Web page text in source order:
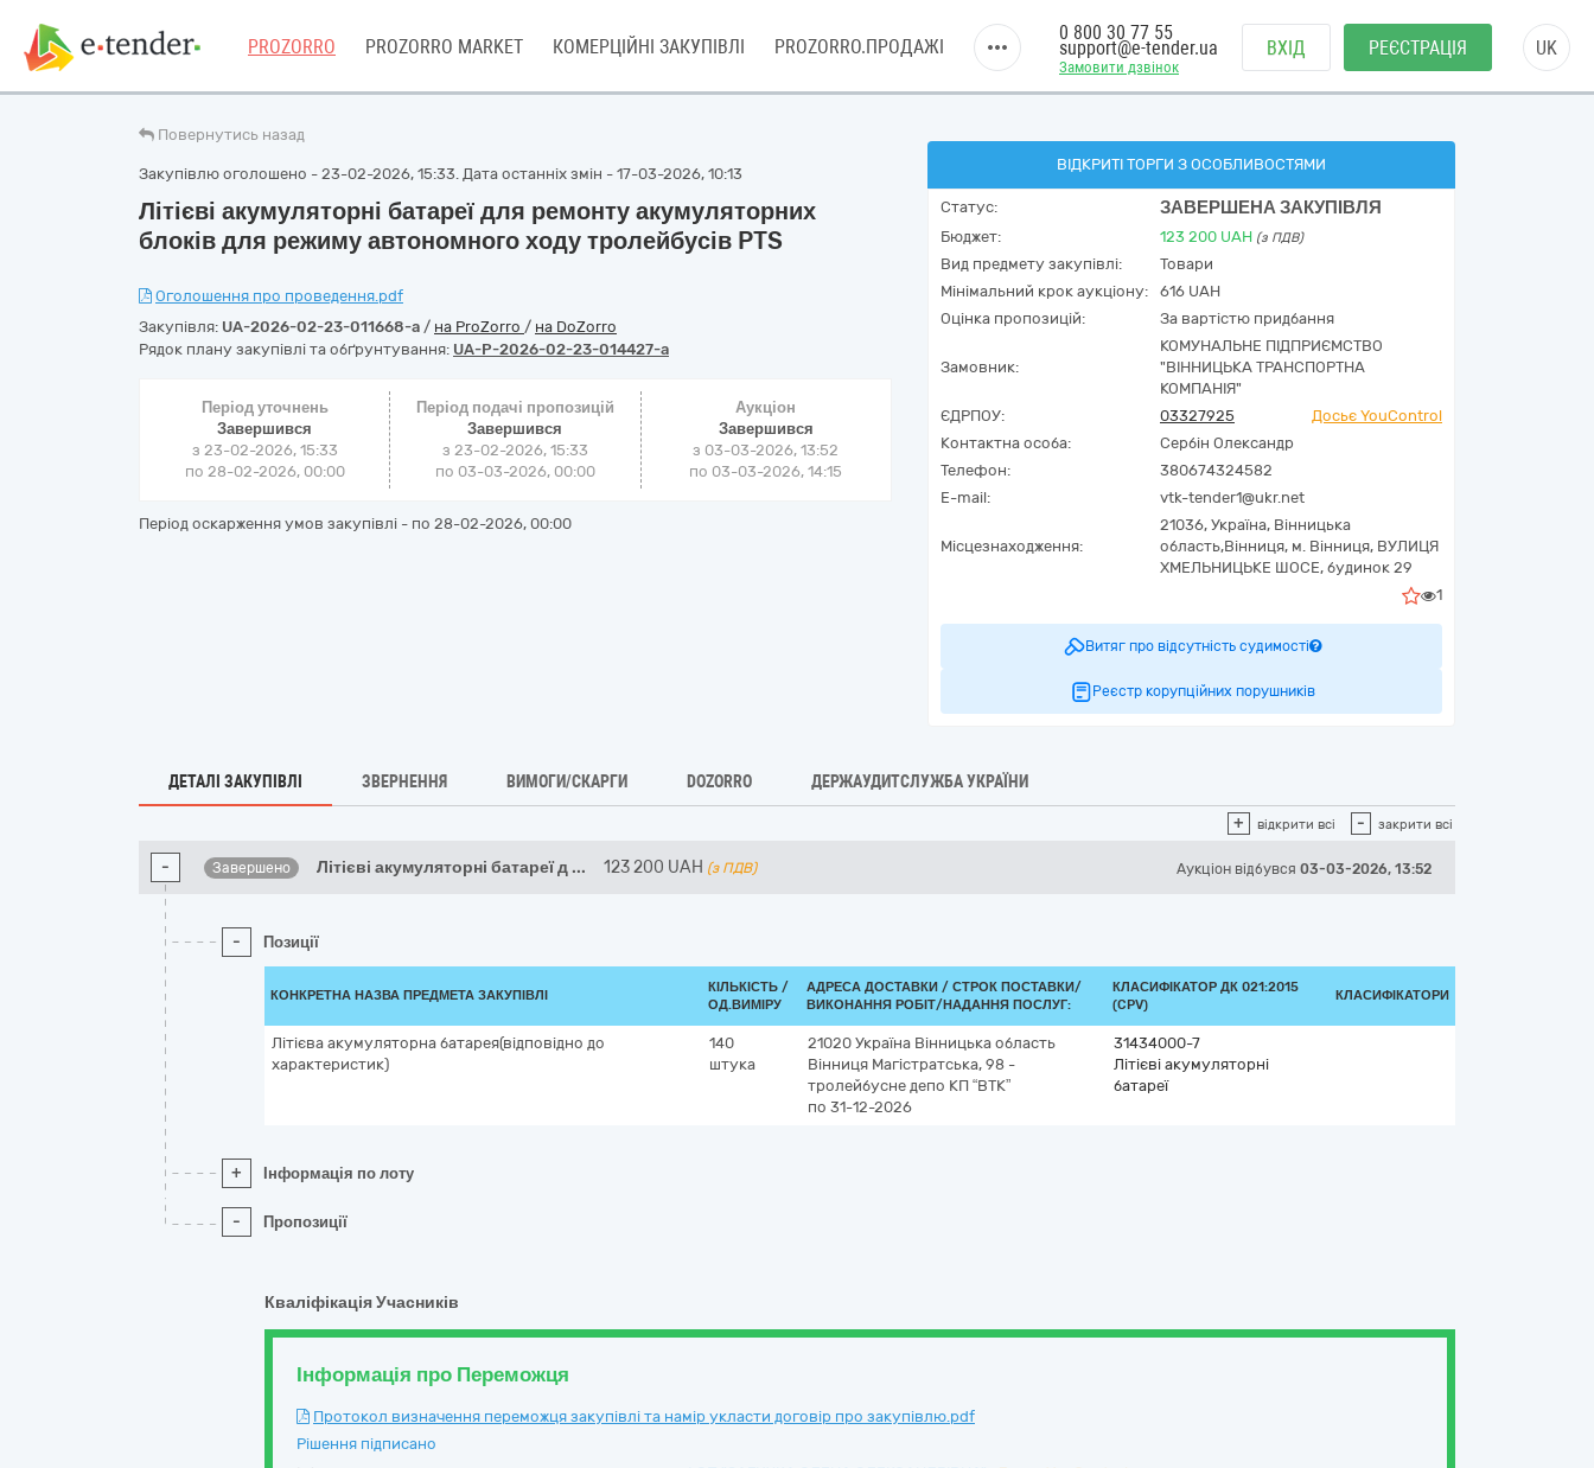
PROZORRO PROZORRO MARKET КОМЕРЦІЙНІ ЗАКУПІВЛІ PROZORRO.ПРОДАЖІ
Замовити дзвінок
0 800 30 77 55
support@e-tender.ua ВХІД РЕЄСТРАЦІЯ UK
Повернутись назад
Закупівлю оголошено - 23-02-2026, 15:33. Дата останніх змін - 17-03-2026, 10:13
Літієві акумуляторні батареї для ремонту акумуляторних
блоків для режиму автономного ходу тролейбусів PTS
Оголошення про проведення.pdf
Закупівля: UA-2026-02-23-011668-a / на ProZorro / на DoZorro
Рядок плану закупівлі та обґрунтування: UA-P-2026-02-23-014427-a
Період уточнень
Завершився
з 23-02-2026, 15:33
по 28-02-2026, 00:00
Період подачі пропозицій
Завершився
з 23-02-2026, 15:33
по 03-03-2026, 00:00
Аукціон
Завершився
з 03-03-2026, 13:52
по 03-03-2026, 14:15
Період оскарження умов закупівлі - по 28-02-2026, 00:00
ВІДКРИТІ ТОРГИ З ОСОБЛИВОСТЯМИ
Статус: ЗАВЕРШЕНА ЗАКУПІВЛЯ
Бюджет: 123 200 UAH (з ПДВ)
Вид предмету закупівлі:
Товари
Мінімальний крок аукціону:
616 UAH
Оцінка пропозицій:
За вартістю придбання
Замовник:
КОМУНАЛЬНЕ ПІДПРИЄМСТВО
"ВІННИЦЬКА ТРАНСПОРТНА
КОМПАНІЯ"
ЄДРПОУ:
03327925
Досьє YouControl
Контактна особа:
Сербін Олександр
Телефон:
380674324582
E-mail:
vtk-tender1@ukr.net
Місцезнаходження:
21036, Україна, Вінницька
область,Вінниця, м. Вінниця, ВУЛИЦЯ
ХМЕЛЬНИЦЬКЕ ШОСЕ, будинок 29
1
Витяг про відсутність судимості
Реєстр корупційних порушників
ДЕТАЛІ ЗАКУПІВЛІ ЗВЕРНЕННЯ ВИМОГИ/СКАРГИ DOZORRO ДЕРЖАУДИТСЛУЖБА УКРАЇНИ
+ відкрити всі - закрити всі
- Завершено Літієві акумуляторні батареї д ... 123 200 UAH (з ПДВ) Аукціон відбувся 03-03-2026, 13:52
- Позиції
КОНКРЕТНА НАЗВА ПРЕДМЕТА ЗАКУПІВЛІ
КІЛЬКІСТЬ /
ОД.ВИМІРУ
АДРЕСА ДОСТАВКИ / СТРОК ПОСТАВКИ/
ВИКОНАННЯ РОБІТ/НАДАННЯ ПОСЛУГ:
КЛАСИФІКАТОР ДК 021:2015
(CPV)
КЛАСИФІКАТОРИ
Літієва акумуляторна батарея(відповідно до
характеристик)
140
штука
21020 Україна Вінницька область
Вінниця Магістратська, 98 -
тролейбусне депо КП “ВТК”
по 31-12-2026
31434000-7
Літієві акумуляторні
батареї
+ Інформація по лоту
- Пропозиції
Кваліфікація Учасників
Інформація про Переможця
Протокол визначення переможця закупівлі та намір укласти договір про закупівлю.pdf
Рішення підписано